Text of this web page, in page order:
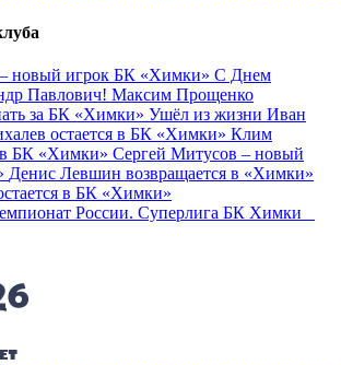
новый игрок БК «Химки» С Днем
Павлович! Максим Прощенко
за БК «Химки» Ушёл из жизни Иван
остается в БК «Химки» Клим
в БК «Химки» Сергей Митусов – новый
Денис Левшин возвращается в «Химки»
в БК «Химки»
России. Суперлига БК Химки